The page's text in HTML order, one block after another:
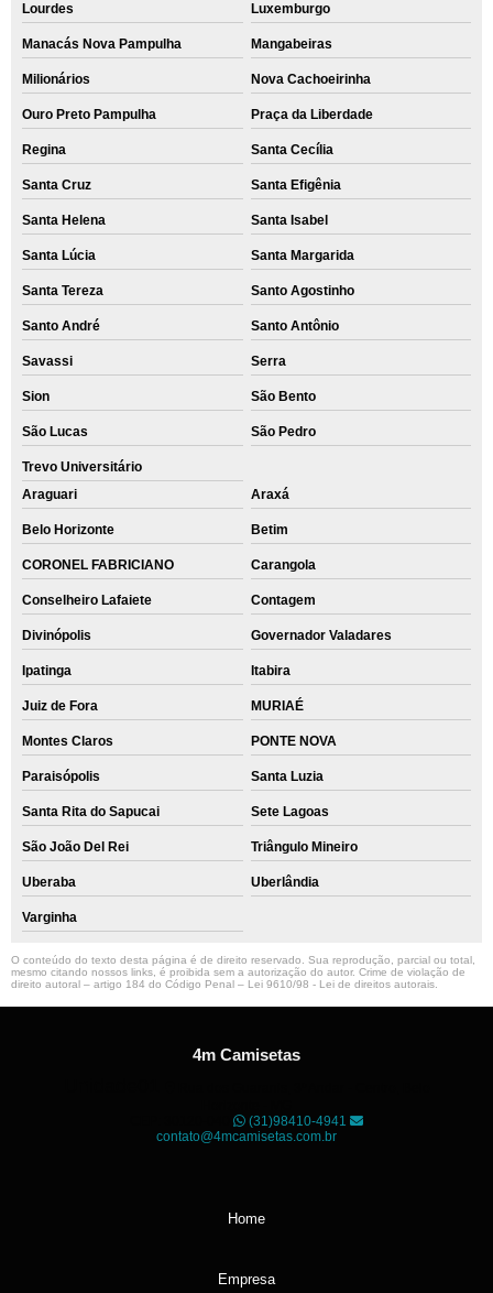
Lourdes Luxemburgo
Manacás Nova Pampulha Mangabeiras
Milionários Nova Cachoeirinha
Ouro Preto Pampulha Praça da Liberdade
Regina Santa Cecília
Santa Cruz Santa Efigênia
Santa Helena Santa Isabel
Santa Lúcia Santa Margarida
Santa Tereza Santo Agostinho
Santo André Santo Antônio
Savassi Serra
Sion São Bento
São Lucas São Pedro
Trevo Universitário
Araguari
Araxá
Belo Horizonte Betim
CORONEL FABRICIANO Carangola
Conselheiro Lafaiete Contagem
Divinópolis Governador Valadares
Ipatinga Itabira
Juiz de Fora MURIAÉ
Montes Claros PONTE NOVA
Paraisópolis Santa Luzia
Santa Rita do Sapucai Sete Lagoas
São João Del Rei Triângulo Mineiro
Uberaba Uberlândia
Varginha
O conteúdo do texto desta página é de direito reservado. Sua reprodução, parcial ou total,
mesmo citando nossos links, é proibida sem a autorização do autor. Crime de violação de
direito autoral – artigo 184 do Código Penal – Lei 9610/98 - Lei de direitos autorais
4m Camisetas
(31)98410-4941
contato@4mcamisetas.com.br
Home
Empresa